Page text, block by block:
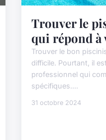
Trouver le
qui répond à
Trouver le bon
difficile. Pourtant, il
professionnel qui
spécifiques....
31 octobre 2024